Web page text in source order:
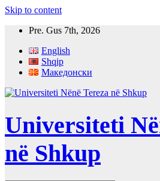
Skip to content
Pre. Gus 7th, 2026
English
Shqip
Македонски
Universiteti
në Shkup